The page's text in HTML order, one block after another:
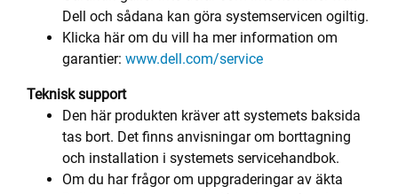
Dell och sådana kan göra systemservicen ogiltig.
Klicka här om du vill ha mer information om
garantier: www.dell.com/service
Teknisk support
Den här produkten kräver att systemets baksida
tas bort. Det finns anvisningar om borttagning
och installation i systemets servicehandbok.
Om du har frågor om uppgraderingar av äkta